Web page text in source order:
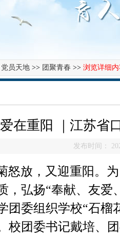
党员天地 >> 团聚青春 >> 浏览详细
在重阳 ｜江苏省
发布时间：
怒放，又迎重阳。
，弘扬“奉献、友爱
团委组织学校“石
校团委书记戴培、